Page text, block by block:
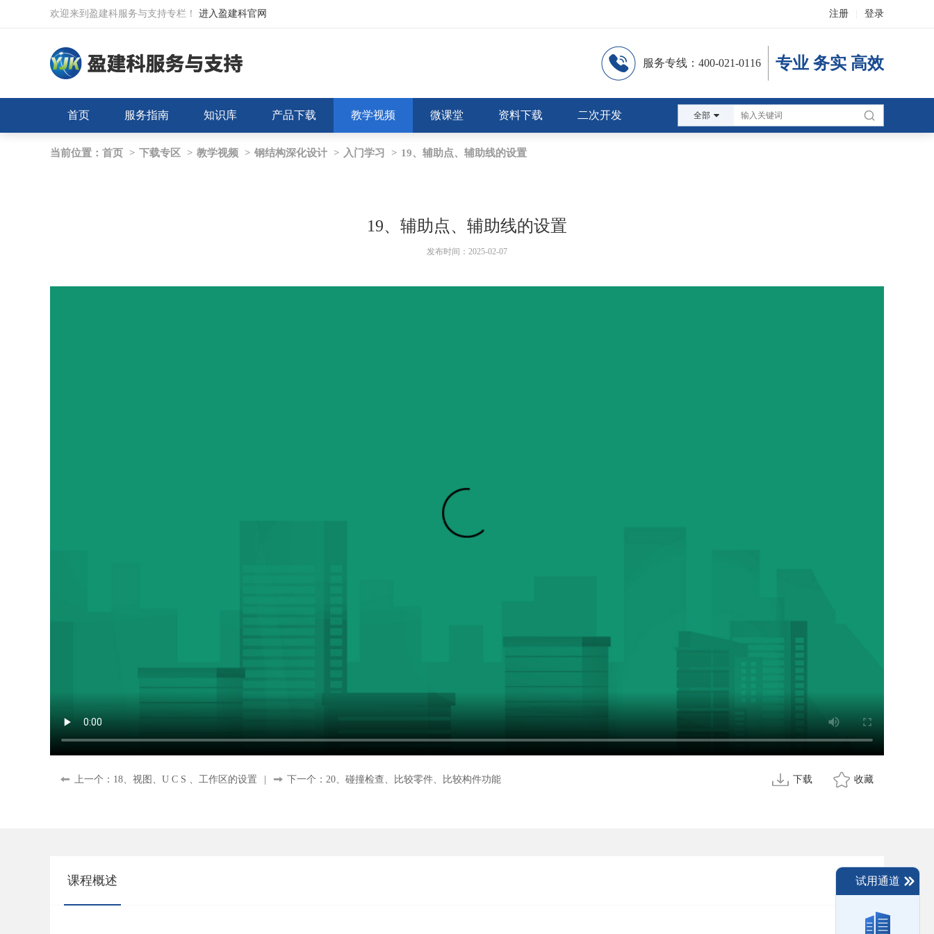
欢迎来到盈建科服务与支持专栏！ 进入盈建科官网 注册 登录
服务专线：400-021-0116 专业 务实 高效
首页 服务指南 知识库 产品下载 教学视频 微课堂 资料下载 二次开发 全部
当前位置： 首页 > 下载专区 > 教学视频 > 钢结构深化设计 > 入门学习 > 19、辅助点、辅助线的设置
19、辅助点、辅助线的设置
发布时间：2025-02-07
上一个：18、视图、U C S 、工作区的设置 下一个：20、碰撞检查、比较零件、比较构件功能 下载 收藏
课程概述 试用通道